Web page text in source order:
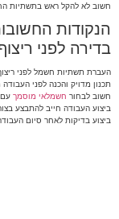
חשוב לא להקל ראש בתשתיות
הנקודות
בדירה לפני
העברת תשתיות חשמל לפני
תכנון מדויק והכנה לפני
חשוב לבחור חשמלאי מוסמך עם
ביצוע העבודה חייב להתבצע
ביצוע בדיקות לאחר סיום